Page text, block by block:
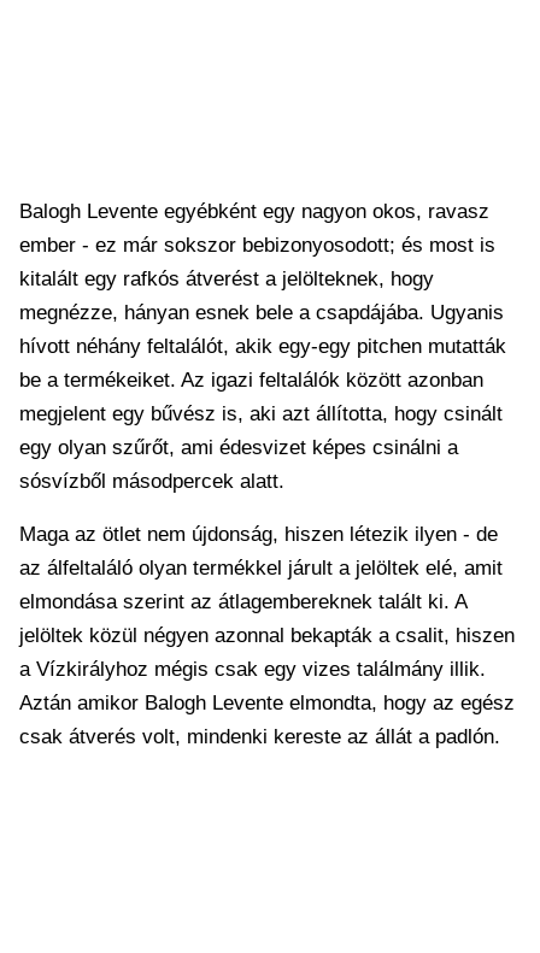
Balogh Levente egyébként egy nagyon okos, ravasz
ember - ez már sokszor bebizonyosodott; és most is
kitalált egy rafkós átverést a jelölteknek, hogy
megnézze, hányan esnek bele a csapdájába. Ugyanis
hívott néhány feltalálót, akik egy-egy pitchen mutatták
be a termékeiket. Az igazi feltalálók között azonban
megjelent egy bűvész is, aki azt állította, hogy csinált
egy olyan szűrőt, ami édesvizet képes csinálni a
sósvízből másodpercek alatt.
Maga az ötlet nem újdonság, hiszen létezik ilyen - de
az álfeltaláló olyan termékkel járult a jelöltek elé, amit
elmondása szerint az átlagembereknek talált ki. A
jelöltek közül négyen azonnal bekapták a csalit, hiszen
a Vízkirályhoz mégis csak egy vizes találmány illik.
Aztán amikor Balogh Levente elmondta, hogy az egész
csak átverés volt, mindenki kereste az állát a padlón.